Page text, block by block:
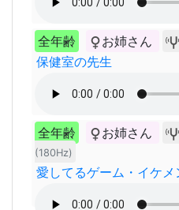
全年齢 お姉さん
保健室の先生
全年齢 お姉さん
(180Hz)
愛してるゲーム・イケメ